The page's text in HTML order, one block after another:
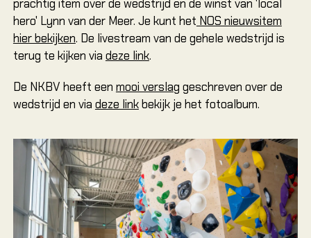
prachtig item over de wedstrijd en de winst van 'local
hero' Lynn van der Meer. Je kunt het NOS nieuwsitem
hier bekijken. De livestream van de gehele wedstrijd is
terug te kijken via deze link.
De NKBV heeft een mooi verslag geschreven over de
wedstrijd en via deze linkbekijk je het fotoalbum.